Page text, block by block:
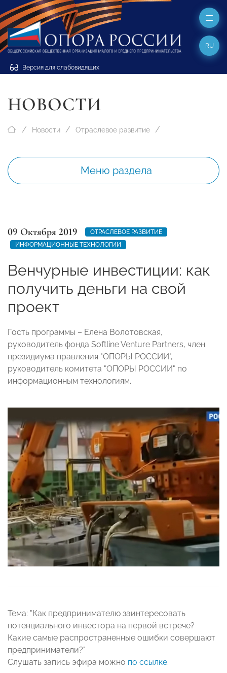
Версия для слабовидящих
RU
НОВОСТИ
Новости Отраслевое развитие
Меню раздела
09 Октября 2019
ОТРАСЛЕВОЕ РАЗВИТИЕ
ИНФОРМАЦИОННЫЕ ТЕХНОЛОГИИ
Венчурные инвестиции: как
получить деньги на свой
проект
Гость программы – Елена Волотовская,
руководитель фонда Softline Venture Partners, член
президиума правления "ОПОРЫ РОССИИ",
руководитель комитета "ОПОРЫ РОССИИ" по
информационным технологиям.
Тема: "Как предпринимателю заинтересовать
потенциального инвестора на первой встрече?
Какие самые распространенные ошибки совершают
предприниматели?"
Слушать запись эфира можно по ссылке.